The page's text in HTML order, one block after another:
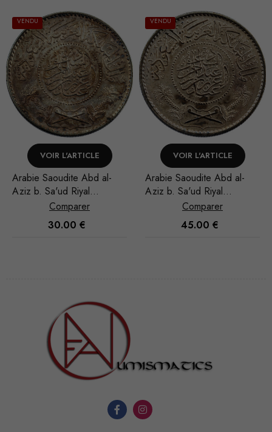
VENDU
VOIR L'ARTICLE
Arabie Saoudite Abd al-
Aziz b. Sa'ud Riyal
1951/AH 1370
Comparer
30.00 €
VENDU
VOIR L'ARTICLE
Arabie Saoudite Abd al-
Aziz b. Sa'ud Riyal
1948/AH 1367
Comparer
45.00 €
sont